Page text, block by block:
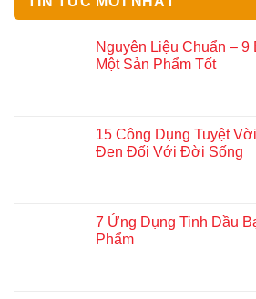
Nguyên Liệu Chuẩn – 9
Một Sản Phẩm Tốt
15 Công Dụng Tuyệt
Đen Đối Với Đời Sống
7 Ứng Dụng Tinh Dầu
Phẩm